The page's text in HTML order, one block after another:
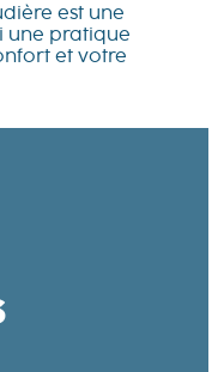
est une
une pratique
et votre